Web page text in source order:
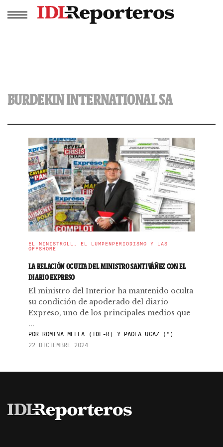
BURDEKIN INTERNATIONAL SA
EL MINISTROLL, EL LUMPENPERIODISMO Y LAS
OFFSHORE
LA RELACIÓN OCULTA DEL MINISTRO SANTIVÁÑEZ CON EL
DIARIO EXPRESO
El ministro del Interior ha mantenido oculta
su condición de apoderado del diario
Expreso, uno de los principales medios que
...
PORROMINA MELLA (IDL-R) Y PAOLA UGAZ (*)
22 DICIEMBRE 2024